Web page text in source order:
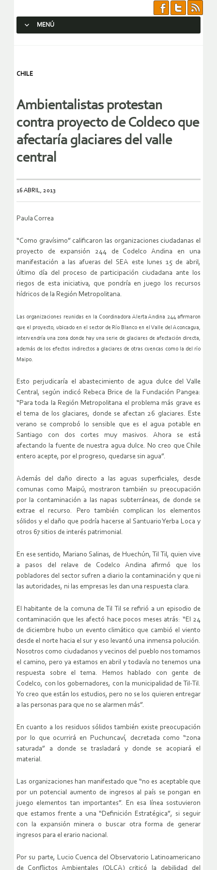
MENÚ
CHILE
Ambientalistas protestan
contra proyecto de Coldeco que
afectaría glaciares del valle
central
16 ABRIL, 2013
Paula Correa
“Como gravísimo” calificaron las organizaciones ciudadanas el
proyecto de expansión 244 de Codelco Andina en una
manifestación a las afueras del SEA este lunes 15 de abril,
último día del proceso de participación ciudadana ante los
riegos de esta iniciativa, que pondría en juego los recursos
hídricos de la Región Metropolitana.
Las organizaciones reunidas en la Coordinadora Alerta Andina 244 afirmaron
que el proyecto, ubicado en el sector de Río Blanco en el Valle del Aconcagua,
intervendría una zona donde hay una serie de glaciares de afectación directa,
además de los efectos indirectos a glaciares de otras cuencas como la del río
Maipo.
Esto perjudicaría el abastecimiento de agua dulce del Valle
Central, según indicó Rebeca Brice de la Fundación Pangea:
“Para toda la Región Metropolitana el problema más grave es
el tema de los glaciares, donde se afectan 26 glaciares. Este
verano se comprobó lo sensible que es el agua potable en
Santiago con dos cortes muy masivos. Ahora se está
afectando la fuente de nuestra agua dulce. No creo que Chile
entero acepte, por el progreso, quedarse sin agua”.
Además del daño directo a las aguas superficiales, desde
comunas como Maipú, mostraron también su preocupación
por la contaminación a las napas subterráneas, de donde se
extrae el recurso. Pero también complican los elementos
sólidos y el daño que podría hacerse al Santuario Yerba Loca y
otros 67 sitios de interés patrimonial.
En ese sentido, Mariano Salinas, de Huechún, Til Til, quien vive
a pasos del relave de Codelco Andina afirmó que los
pobladores del sector sufren a diario la contaminación y que ni
las autoridades, ni las empresas les dan una respuesta clara.
El habitante de la comuna de Til Til se refirió a un episodio de
contaminación que les afectó hace pocos meses atrás: “El 24
de diciembre hubo un evento climático que cambió el viento
desde el norte hacia el sur y eso levantó una inmensa polución.
Nosotros como ciudadanos y vecinos del pueblo nos tomamos
el camino, pero ya estamos en abril y todavía no tenemos una
respuesta sobre el tema. Hemos hablado con gente de
Codelco, con los gobernadores, con la municipalidad de Til-Til.
Yo creo que están los estudios, pero no se los quieren entregar
a las personas para que no se alarmen más”.
En cuanto a los residuos sólidos también existe preocupación
por lo que ocurrirá en Puchuncaví, decretada como “zona
saturada” a donde se trasladará y donde se acopiará el
material.
Las organizaciones han manifestado que “no es aceptable que
por un potencial aumento de ingresos al país se pongan en
juego elementos tan importantes”. En esa línea sostuvieron
que estamos frente a una “Definición Estratégica”, si seguir
con la expansión minera o buscar otra forma de generar
ingresos para el erario nacional.
Por su parte, Lucio Cuenca del Observatorio Latinoamericano
de Conflictos Ambientales (OLCA) criticó la debilidad del